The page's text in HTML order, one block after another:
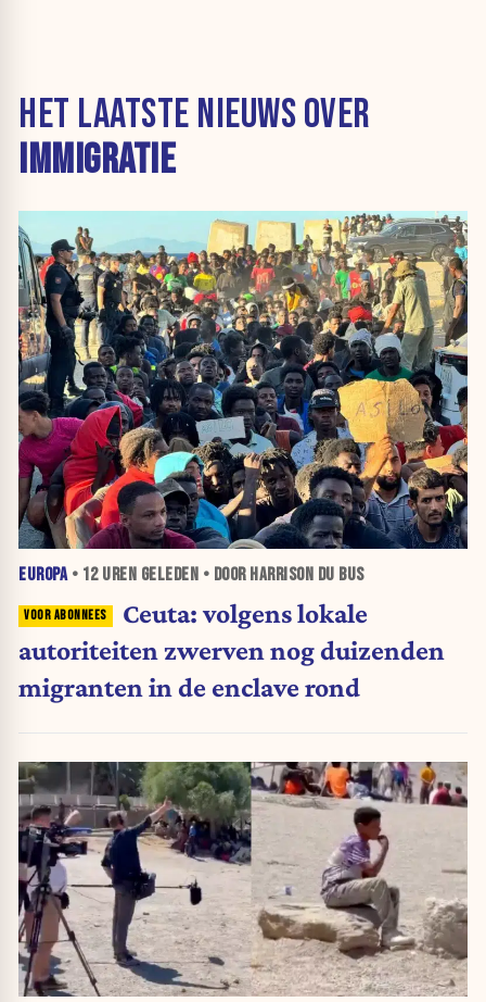
HET LAATSTE NIEUWS OVER
IMMIGRATIE
EUROPA• 12 UREN GELEDEN • DOOR HARRISON DU BUS
Ceuta: volgens lokale
autoriteiten zwerven nog duizenden
migranten in de enclave rond